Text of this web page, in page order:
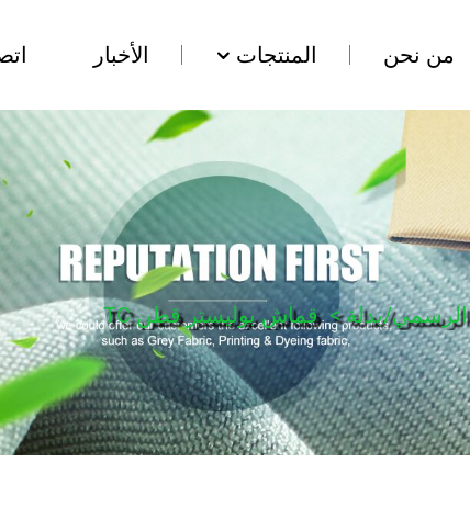
من نحن المنتجات الأخبار
بدلة>قماش بوليستر قطن TC